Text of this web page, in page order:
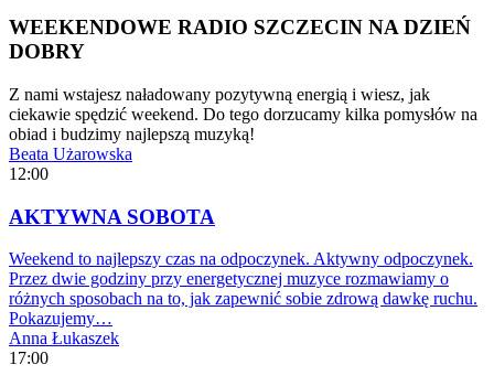
WEEKENDOWE RADIO SZCZECIN NA DZIEŃ
DOBRY
Z nami wstajesz naładowany pozytywną energią i wiesz, jak
ciekawie spędzić weekend. Do tego dorzucamy kilka pomysłów na
obiad i budzimy najlepszą muzyką!
Beata Użarowska
12:00
AKTYWNA SOBOTA
Weekend to najlepszy czas na odpoczynek. Aktywny odpoczynek.
Przez dwie godziny przy energetycznej muzyce rozmawiamy o
różnych sposobach na to, jak zapewnić sobie zdrową dawkę ruchu.
Pokazujemy…
Anna Łukaszek
17:00